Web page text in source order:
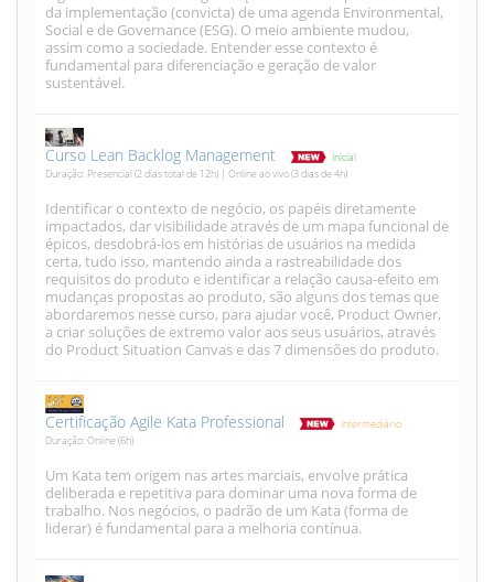
da implementação (convicta) de uma agenda Environmental,
Social e de Governance (ESG). O meio ambiente mudou,
assim como a sociedade. Entender esse contexto é
fundamental para diferenciação e geração de valor
sustentável.
Curso Lean Backlog Management
Inicial
Duração: Presencial (2 dias total de 12h) | Online ao vivo (3 dias de 4h)
Identificar o contexto de negócio, os papéis diretamente
impactados, dar visibilidade através de um mapa funcional de
épicos, desdobrá-los em histórias de usuários na medida
certa, tudo isso, mantendo ainda a rastreabilidade dos
requisitos do produto e identificar a relação causa-efeito em
mudanças propostas ao produto, são alguns dos temas que
abordaremos nesse curso, para ajudar você, Product Owner,
a criar soluções de extremo valor aos seus usuários, através
do Product Situation Canvas e das 7 dimensões do produto.
Certificação Agile Kata Professional
Intermediário
Duração: Online (6h)
Um Kata tem origem nas artes marciais, envolve prática
deliberada e repetitiva para dominar uma nova forma de
trabalho. Nos negócios, o padrão de um Kata (forma de
liderar) é fundamental para a melhoria contínua.